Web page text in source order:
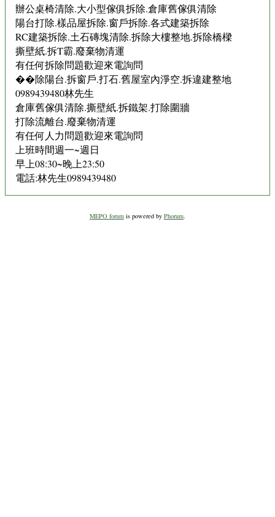
辦公桌椅清除.大小型傢俱拆除.倉庫舊傢俱清除
陽台打除.樣品屋拆除.窗戶拆除.各式建築拆除
RC建築拆除.土石磚塊清除.拆除大樓整地.拆除橋樑
撕壁紙.拆T霸.廢棄物清運
有任何拆除問題歡迎來電詢問
��除陽台.拆窗戶.打石.舊屋室內淨空.拆違建整地
0989439480林先生
倉庫舊傢俱清除.撕壁紙.拆鐵架.打除圍牆
打除流離台.廢棄物清運
有任何人力問題歡迎來電詢問
上班時間週一~週日
早上08:30~晚上23:50
電話:林先生0989439480
MEPO forum is powered by Phorum.